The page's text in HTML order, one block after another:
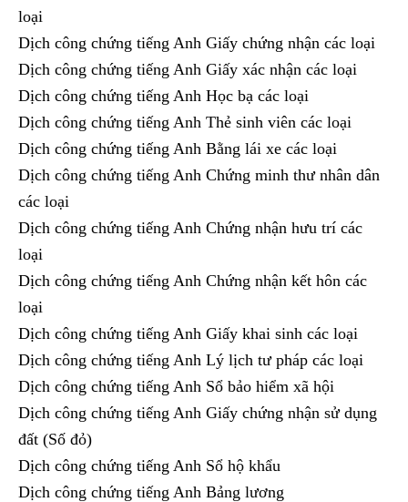
loại
Dịch công chứng tiếng Anh Giấy chứng nhận các loại
Dịch công chứng tiếng Anh Giấy xác nhận các loại
Dịch công chứng tiếng Anh Học bạ các loại
Dịch công chứng tiếng Anh Thẻ sinh viên các loại
Dịch công chứng tiếng Anh Bằng lái xe các loại
Dịch công chứng tiếng Anh Chứng minh thư nhân dân
các loại
Dịch công chứng tiếng Anh Chứng nhận hưu trí các
loại
Dịch công chứng tiếng Anh Chứng nhận kết hôn các
loại
Dịch công chứng tiếng Anh Giấy khai sinh các loại
Dịch công chứng tiếng Anh Lý lịch tư pháp các loại
Dịch công chứng tiếng Anh Sổ bảo hiểm xã hội
Dịch công chứng tiếng Anh Giấy chứng nhận sử dụng
đất (Số đỏ)
Dịch công chứng tiếng Anh Sổ hộ khẩu
Dịch công chứng tiếng Anh Bảng lương